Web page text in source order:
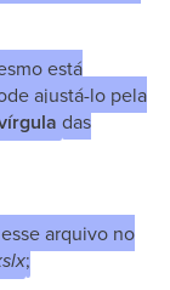
está
ajustá-lo pela
das
arquivo no
;